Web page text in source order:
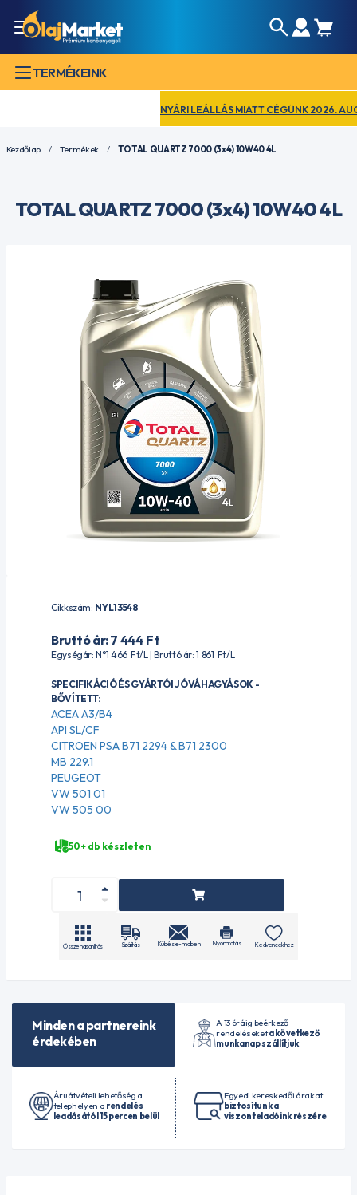
TERMÉKEINK
NYÁRI LEÁLLÁS MIATT CÉGÜNK 2026.
Kezdőlap Termékek TOTAL QUARTZ 7000 (3x4) 10W40 4L
TOTAL QUARTZ 7000 (3x4) 10W40 4L
Cikkszám: NYL13548
Bruttó ár: 7 444 Ft
Egységár: N°1 466 Ft/L | Bruttó ár: 1 861 Ft/L
SPECIFIKÁCIÓ ÉS GYÁRTÓI JÓVÁHAGYÁSOK -
BŐVÍTETT:
ACEA A3/B4
API SL/CF
CITROEN PSA B71 2294 & B71 2300
MB 229.1
PEUGEOT
VW 501 01
VW 505 00
50+ db készleten
Összehasonlítás Szállítás Küldés e-mailben Nyomtatás Kedvencekhez
Minden a partnereink
érdekében
A 13 óráig beérkező
rendeléseketa következő
munkanap szállítjuk
Áruátvételi lehetőség a
telephelyen a rendelés
leadásától 15 percen belül
Egyedi kereskedői árakat
biztosítunk a
viszonteladóink részére